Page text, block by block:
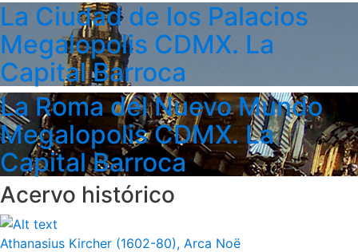
La Ciudad de los Palacios
Megalopolis CDMX. La
Capital Barroca
La Roma del Nuevo Mundo
Megalopolis CDMX. La
Capital Barroca
Acervo histórico
Athanasius Kircher (1602-80), Arca Noë